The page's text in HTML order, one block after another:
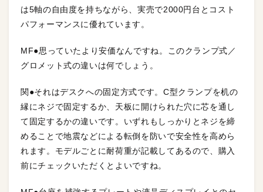
は5軸の自由度を持ちながら、実売で2000円台とコスト
パフォーマンスに優れています。
MF●思っていたより安価なんですね。このクランプ式／
グロメット式の違いは何でしょう。
関●それはデスクへの固定方式です。C型クランプを机の
縁にネジで固定するか、天板に開けられた穴に芯を通し
て固定するかの違いです。いずれもしっかりとネジを締
めることで地震などによる転倒を防いで安全性を高めら
れます。モデルごとに耐荷重が記載してあるので、購入
前にチェックいただくとよいですね。